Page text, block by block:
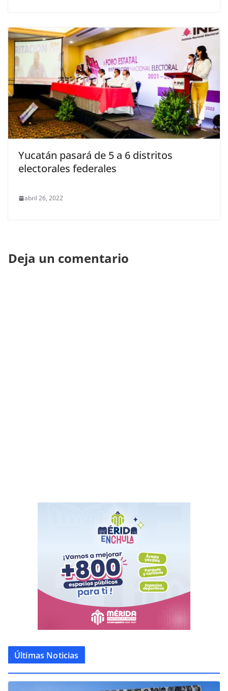
Yucatán pasará de 5 a 6 distritos
electorales federales
abril 26, 2022
Deja un comentario
Últimas Noticias